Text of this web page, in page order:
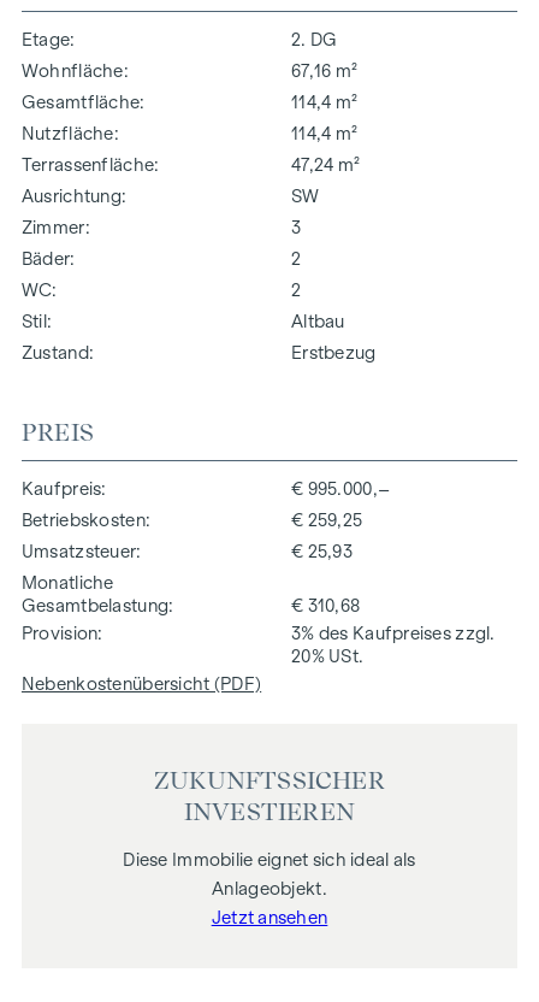
Etage
2. DG
Wohnfläche
67,16 m²
Gesamtfläche
114,4 m²
Nutzfläche
114,4 m²
Terrassenfläche
47,24 m²
Ausrichtung
SW
Zimmer
3
Bäder
2
WC
2
Stil
Altbau
Zustand
Erstbezug
PREIS
Kaufpreis
€ 995.000,–
Betriebskosten
€ 259,25
Umsatzsteuer
€ 25,93
Monatliche
Gesamtbelastung
€ 310,68
Provision
3% des Kaufpreises zzgl.
20% USt.
Nebenkostenübersicht (PDF)
ZUKUNFTSSICHER
INVESTIEREN
Diese Immobilie eignet sich ideal als
Anlageobjekt.
Jetzt ansehen